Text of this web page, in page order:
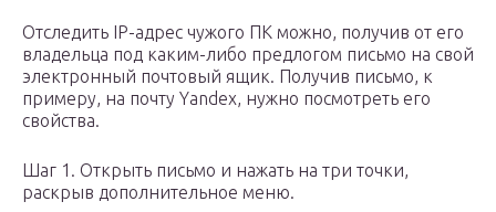
Отследить IP-адрес чужого ПК можно, получив от его
владельца под каким-либо предлогом письмо на свой
электронный почтовый ящик. Получив письмо, к
примеру, на почту Yandex, нужно посмотреть его
свойства.
Шаг 1. Открыть письмо и нажать на три точки,
раскрыв дополнительное меню.